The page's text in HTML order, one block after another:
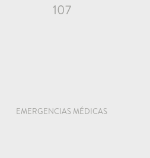
107
EMERGENCIAS MÉDICAS